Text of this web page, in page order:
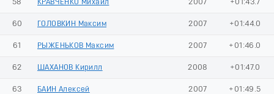
58 КРАВЧЕНКО Михаил 2007 +01:43.7
60 ГОЛОВКИН Максим 2007 +01:44.0
61 РЫЖЕНЬКОВ Максим 2007 +01:46.0
62 ШАХАНОВ Кирилл 2008 +01:47.0
63 БАИН Алексей 2007 +01:49.5